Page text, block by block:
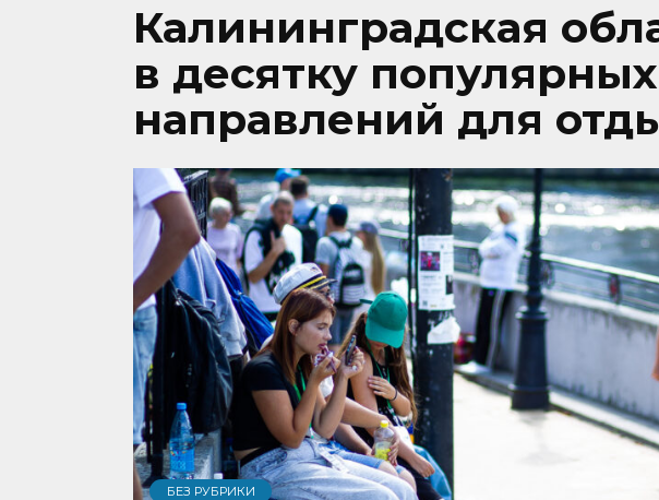
Калининградская
в десятку популярных
направлений для
БЕЗ РУБРИКИ